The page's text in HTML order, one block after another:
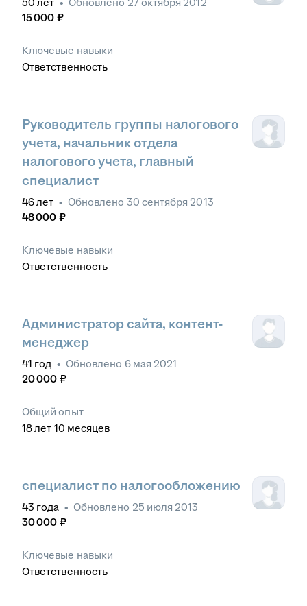
50 лет • Обновлено 27 октября 2012
15 000 ₽
Ключевые навыки
Ответственность
Руководитель группы налогового
учета, начальник отдела
налогового учета, главный
специалист
46лет • Обновлено 30 сентября 2013
48 000 ₽
Ключевые навыки
Ответственность
Администратор сайта, контент-
менеджер
41 год • Обновлено 6 мая 2021
20 000 ₽
Общий опыт
18лет 10 месяцев
специалист по налогообложению
43 года • Обновлено 25 июля 2013
30 000 ₽
Ключевые навыки
Ответственность